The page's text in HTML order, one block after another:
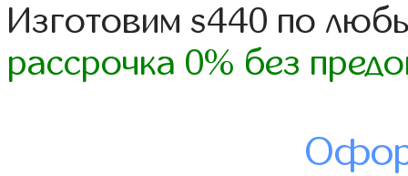
Изготовим s440 по
рассрочка 0% без